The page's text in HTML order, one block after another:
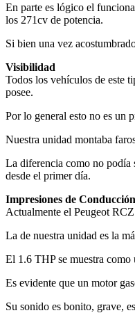
En parte es lógico el
los 271cv de potencia.
Si bien una vez
Visibilidad
Todos los vehículos de este
posee.
Por lo general esto no es un
Nuestra unidad montaba
La diferencia como no podía
desde el primer día.
Impresiones de Conducción
Actualmente el Peugeot
La de nuestra unidad es la
El 1.6 THP se muestra como
Es evidente que un motor
Su sonido es bonito, grave,